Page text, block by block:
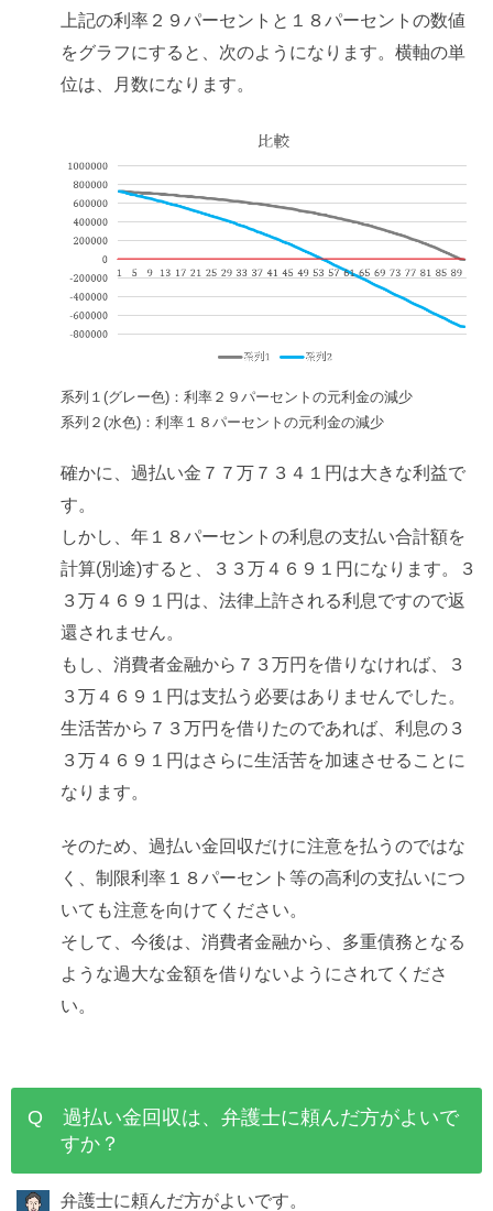
上記の利率２９パーセントと１８パーセントの数値
をグラフにすると、次のようになります。横軸の単
位は、月数になります。
系列１(グレー色)：利率２９パーセントの元利金の減少
系列２(水色)：利率１８パーセントの元利金の減少
確かに、過払い金７７万７３４１円は大きな利益で
す。
しかし、年１８パーセントの利息の支払い合計額を
計算(別途)すると、３３万４６９１円になります。３
３万４６９１円は、法律上許される利息ですので返
還されません。
もし、消費者金融から７３万円を借りなければ、３
３万４６９１円は支払う必要はありませんでした。
生活苦から７３万円を借りたのであれば、利息の３
３万４６９１円はさらに生活苦を加速させることに
なります。
そのため、過払い金回収だけに注意を払うのではな
く、制限利率１８パーセント等の高利の支払いにつ
いても注意を向けてください。
そして、今後は、消費者金融から、多重債務となる
ような過大な金額を借りないようにされてくださ
い。
Q 過払い金回収は、弁護士に頼んだ方がよいで
すか？
弁護士に頼んだ方がよいです。